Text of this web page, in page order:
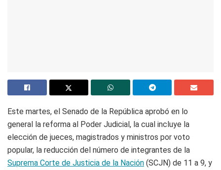
Este martes, el Senado de la República aprobó en lo
general la reforma al Poder Judicial, la cual incluye la
elección de jueces, magistrados y ministros por voto
popular, la reducción del número de integrantes de la
Suprema Corte de Justicia de la Nación (SCJN) de 11 a 9, y